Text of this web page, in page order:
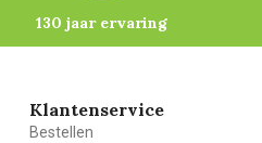
130 jaar ervaring
Klantenservice
Bestellen